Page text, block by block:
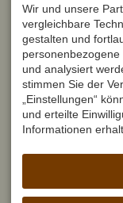
87561 Oberstdorf
DEUTSCHLAND
Tel.+49 8322 6759
oberstdorf.de
UNSER
Seit Februar 1982
Hefte der Reihe "Unser
Oberstdorf" zweimal
vom
Schub für die
Mehr
Wir und unsere
vergleichbare
gestalten und
und analysiert
stimmen Sie der
„Einstellungen“
und erteilte
Informationen